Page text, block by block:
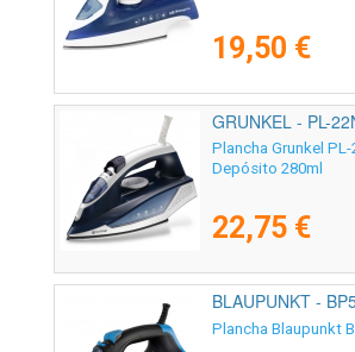
19,50 €
GRUNKEL - PL-
Plancha Grunkel
Depósito 280ml
22,75 €
BLAUPUNKT -
Plancha Blaupunkt